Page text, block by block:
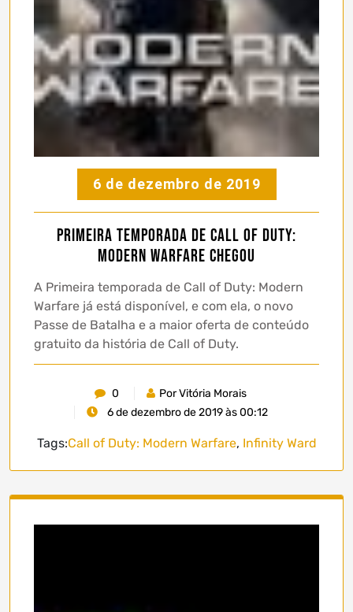
6 de dezembro de 2019
Primeira temporada de Call of Duty:
Modern Warfare chegou
A Primeira temporada de Call of Duty: Modern
Warfare já está disponível, e com ela, o novo
Passe de Batalha e a maior oferta de conteúdo
gratuito da história de Call of Duty.
0
Por Vitória Morais
6 de dezembro de 2019 às 00:12
Tags:Call of Duty: Modern Warfare, Infinity Ward